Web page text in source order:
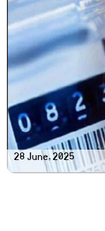
28 June, 2025